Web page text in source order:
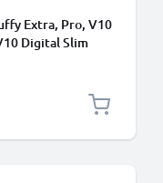
Extra, Pro, V10
Digital Slim